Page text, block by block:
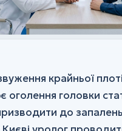
крайньої
оголення головки
до